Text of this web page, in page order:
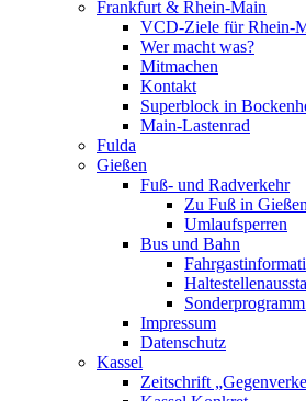
Frankfurt & Rhein-Main
VCD-Ziele für Rhein-
Wer macht was?
Mitmachen
Kontakt
Superblock in
Main-Lastenrad
Fulda
Gießen
Fuß- und Radverkehr
Zu Fuß in Gießen
Umlaufsperren
Bus und Bahn
Impressum
Datenschutz
Kassel
Zeitschrift